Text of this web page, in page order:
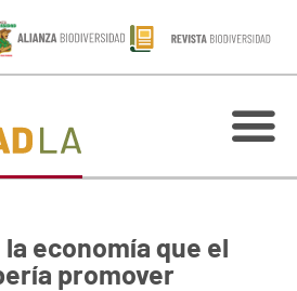
economía que el
promover